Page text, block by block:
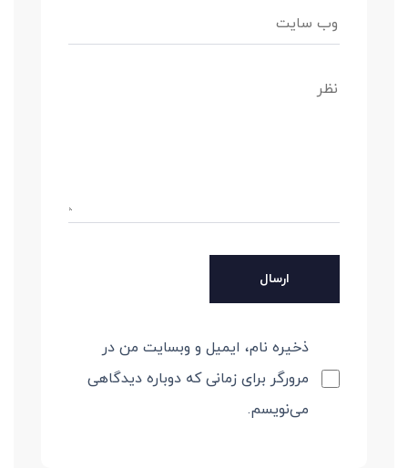
ذخیره نام، ایمیل و وبسایت من در
مرورگر برای زمانی که دوباره دیدگاهی
می‌نویسم.